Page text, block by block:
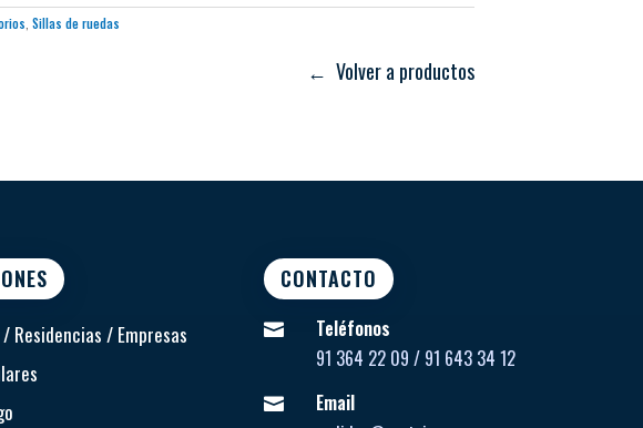
Sillas de ruedas
← Volver a productos
Residencias / Empresas
CONTACTO

Teléfonos
91 364 22 09 / 91 643 34 12

Email